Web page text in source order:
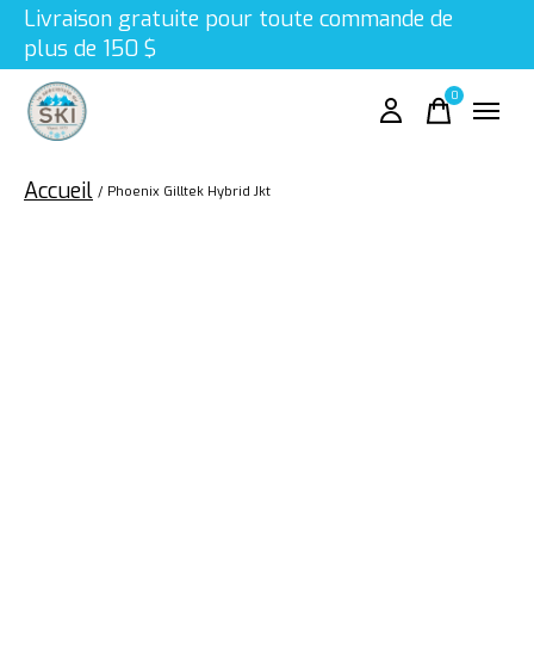
Livraison gratuite pour toute commande de
plus de 150 $
0items
Accueil / Phoenix Gilltek Hybrid Jkt